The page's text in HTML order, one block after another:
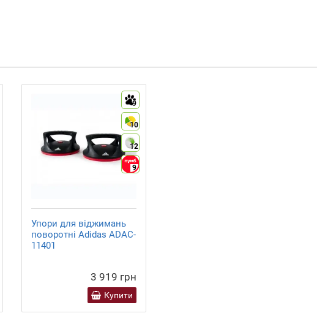
9
10
12
9
Упори для віджимань
поворотні Adidas ADAC-
11401
3 919 грн
Купити